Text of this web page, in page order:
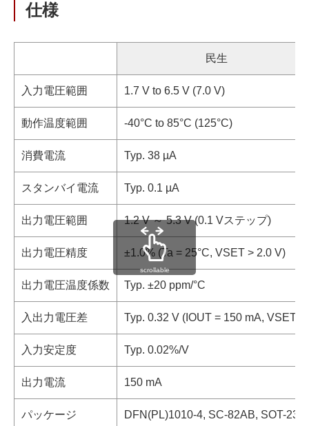
仕様
民生
入力電圧範囲 1.7 V to 6.5 V (7.0 V)
動作温度範囲 -40°C to 85°C (125°C)
消費電流 Typ. 38 µA
スタンバイ電流 Typ. 0.1 µA
出力電圧範囲 1.2 V ～ 5.3 V (0.1 Vステップ)
出力電圧精度 ±1.0% (Ta = 25°C, VSET > 2.0 V)
出力電圧温度係数 Typ. ±20 ppm/°C
入出力電圧差 Typ. 0.32 V (IOUT = 150 mA, VSET =
入力安定度 Typ. 0.02%/V
出力電流 150 mA
パッケージ DFN(PL)1010-4, SC-82AB, SOT-23-5
scrollable